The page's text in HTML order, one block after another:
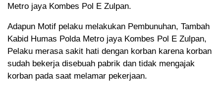
Metro jaya Kombes Pol E Zulpan.
Adapun Motif pelaku melakukan Pembunuhan, Tambah
Kabid Humas Polda Metro jaya Kombes Pol E Zulpan,
Pelaku merasa sakit hati dengan korban karena korban
sudah bekerja disebuah pabrik dan tidak mengajak
korban pada saat melamar pekerjaan.